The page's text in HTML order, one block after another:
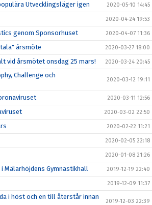
Utvecklingsläger igen 2020-05-10 14:45
2020-04-24 19:53
genom Sponsorhuset 2020-04-07 11:36
årsmöte 2020-03-27 18:00
vid årsmötet onsdag 25 mars! 2020-03-24 20:45
Challenge och
2020-03-12 19:11
2020-03-11 12:56
2020-03-02 22:50
2020-02-22 11:21
2020-02-05 22:18
2020-01-08 21:26
Mälarhöjdens Gymnastikhall 2019-12-19 22:40
2019-12-09 11:37
i höst och en till återstår innan
2019-12-03 22:39